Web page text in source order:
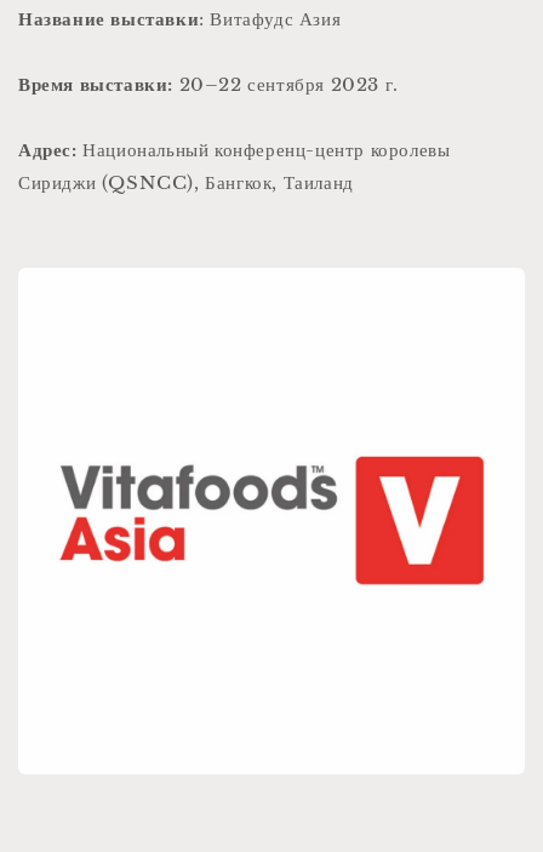
Название выставки: Витафудс Азия
Время выставки: 20–22 сентября 2023 г.
Адрес: Национальный конференц-центр королевы
Сириджи (QSNCC), Бангкок, Таиланд